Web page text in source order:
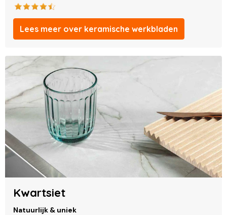
Lees meer over keramische werkbladen
Kwartsiet
Natuurlijk & uniek